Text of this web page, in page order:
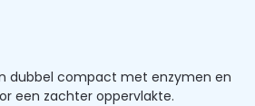
dubbel compact met enzymen en
een zachter oppervlakte.